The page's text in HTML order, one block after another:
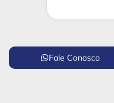
Fale Conosco